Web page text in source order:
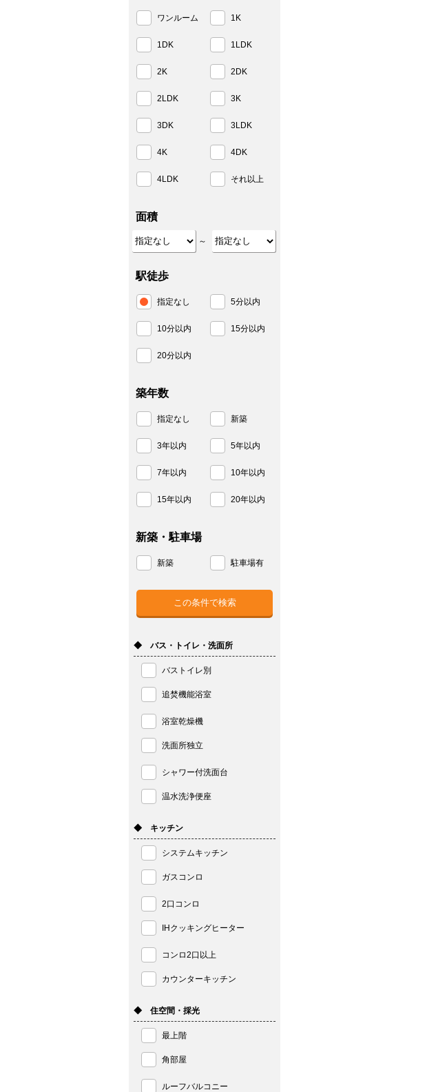
ワンルーム 1K
1DK 1LDK
2K 2DK
2LDK 3K
3DK 3LDK
4K 4DK
4LDK それ以上
面積
～
駅徒歩
指定なし 5分以内
10分以内 15分以内
20分以内
築年数
指定なし 新築
3年以内 5年以内
7年以内 10年以内
15年以内 20年以内
新築・駐車場
新築 駐車場有
◆ バス・トイレ・洗面所
バストイレ別
追焚機能浴室
浴室乾燥機
洗面所独立
シャワー付洗面台
温水洗浄便座
◆ キッチン
システムキッチン
ガスコンロ
2口コンロ
IHクッキングヒーター
コンロ2口以上
カウンターキッチン
◆ 住空間・採光
最上階
角部屋
ルーフバルコニー